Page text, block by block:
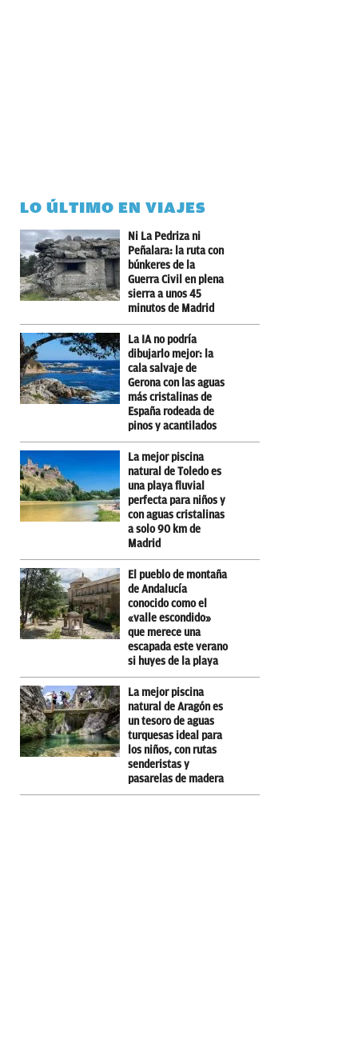
LO ÚLTIMO EN VIAJES
Ni La Pedriza ni
Peñalara: la ruta con
búnkeres de la
Guerra Civil en plena
sierra a unos 45
minutos de Madrid
La IA no podría
dibujarlo mejor: la
cala salvaje de
Gerona con las aguas
más cristalinas de
España rodeada de
pinos y acantilados
La mejor piscina
natural de Toledo es
una playa fluvial
perfecta para niños y
con aguas cristalinas
a solo 90 km de
Madrid
El pueblo de montaña
de Andalucía
conocido como el
«valle escondido»
que merece una
escapada este verano
si huyes de la playa
La mejor piscina
natural de Aragón es
un tesoro de aguas
turquesas ideal para
los niños, con rutas
senderistas y
pasarelas de madera